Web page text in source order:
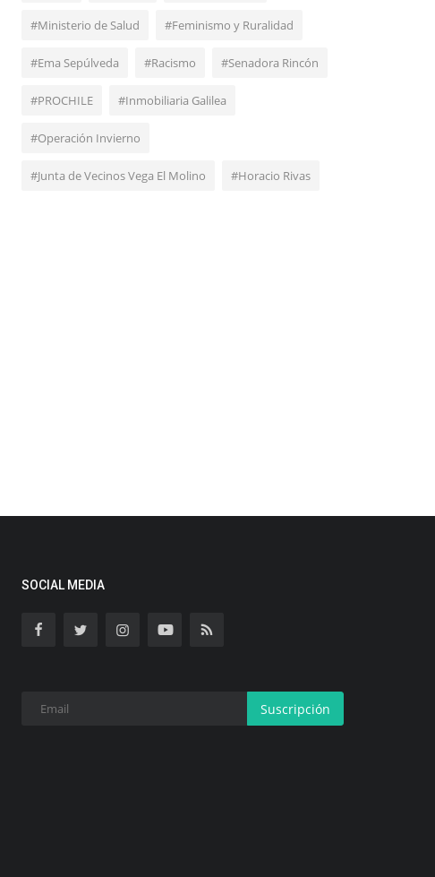
#Ministerio de Salud #Feminismo y Ruralidad
#Ema Sepúlveda #Racismo #Senadora Rincón
#PROCHILE #Inmobiliaria Galilea
#Operación Invierno
#Junta de Vecinos Vega El Molino #Horacio Rivas
SOCIAL MEDIA
Suscripción